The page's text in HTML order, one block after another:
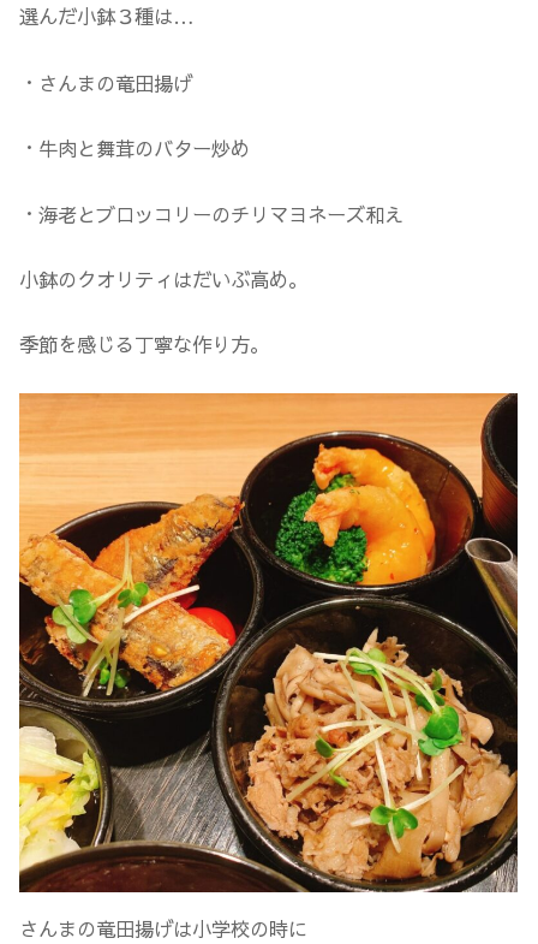
選んだ小鉢３種は…
・さんまの竜田揚げ
・牛肉と舞茸のバター炒め
・海老とブロッコリーのチリマヨネーズ和え
小鉢のクオリティはだいぶ高め。
季節を感じる丁寧な作り方。
さんまの竜田揚げは小学校の時に